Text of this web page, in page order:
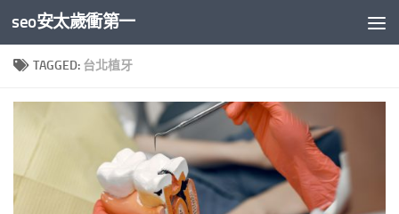
Skip to content
seo安太歲衝第一
TAGGED: 台北植牙